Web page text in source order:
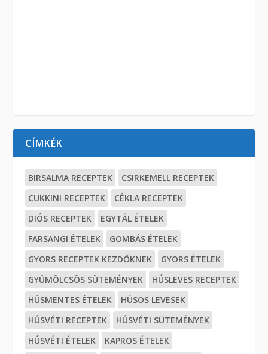
CÍMKÉK
BIRSALMA RECEPTEK
CSIRKEMELL RECEPTEK
CUKKINI RECEPTEK
CÉKLA RECEPTEK
DIÓS RECEPTEK
EGYTÁL ÉTELEK
FARSANGI ÉTELEK
GOMBÁS ÉTELEK
GYORS RECEPTEK KEZDŐKNEK
GYORS ÉTELEK
GYÜMÖLCSÖS SÜTEMÉNYEK
HÚSLEVES RECEPTEK
HÚSMENTES ÉTELEK
HÚSOS LEVESEK
HÚSVÉTI RECEPTEK
HÚSVÉTI SÜTEMÉNYEK
HÚSVÉTI ÉTELEK
KAPROS ÉTELEK